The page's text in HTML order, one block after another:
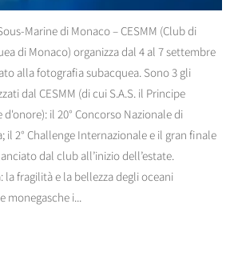
Marine di Monaco – CESMM (Club di
di Monaco) organizza dal 4 al 7 settembre
alla fotografia subacquea. Sono 3 gli
dal CESMM (di cui S.A.S. il Principe
il 20° Concorso Nazionale di
il 2° Challenge Internazionale e il gran finale
dal club all’inizio dell’estate.
la fragilità e la bellezza degli oceani
monegasche i...